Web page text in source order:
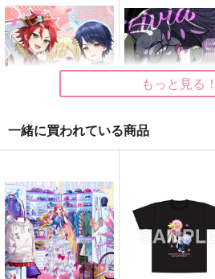
ジー Triangle sketch
Ziploc
2,859円（税込）
三鷹アサヒ
サンプル
550 （税込）
キョウヤ×カラスバ
サンプル
もっと見る！
一緒に買われている商品